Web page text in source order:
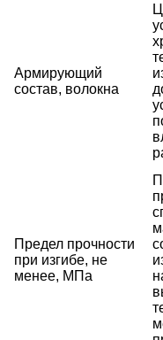
Армирующий
состав, волокна
Предел прочности
при изгибе, не
менее, МПа